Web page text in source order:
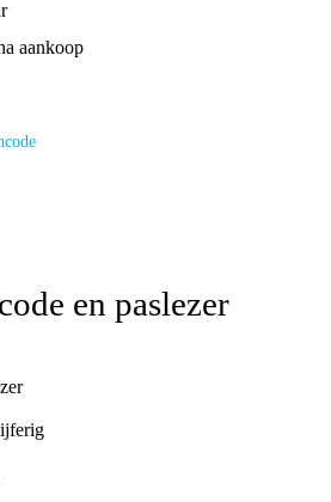
aankoop
en paslezer